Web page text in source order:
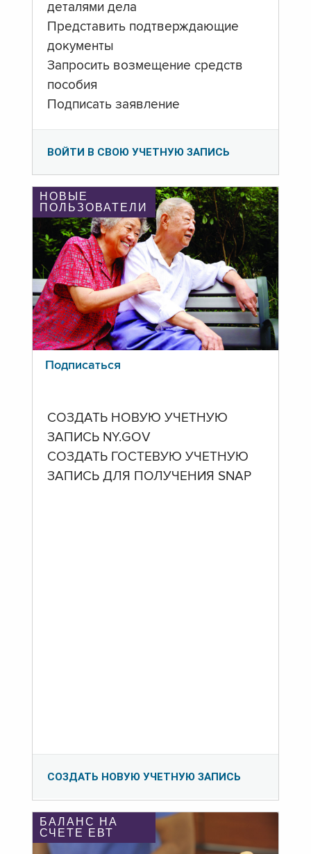
деталями дела
Представить подтверждающие
документы
Запросить возмещение средств
пособия
Подписать заявление
ВОЙТИ В СВОЮ УЧЕТНУЮ ЗАПИСЬ
НОВЫЕ
ПОЛЬЗОВАТЕЛИ
Подписаться
СОЗДАТЬ НОВУЮ УЧЕТНУЮ
ЗАПИСЬ NY.GOV
СОЗДАТЬ ГОСТЕВУЮ УЧЕТНУЮ
ЗАПИСЬ ДЛЯ ПОЛУЧЕНИЯ SNAP
СОЗДАТЬ НОВУЮ УЧЕТНУЮ ЗАПИСЬ
БАЛАНС НА
СЧЕТЕ ЕВТ